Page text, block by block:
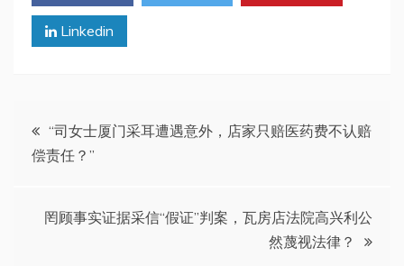
Linkedin
文
章
“司女士厦门采耳遭遇意外，店家只赔医药费不认赔
偿责任？”
罔顾事实证据采信“假证”判案，瓦房店法院高兴利公
然蔑视法律？